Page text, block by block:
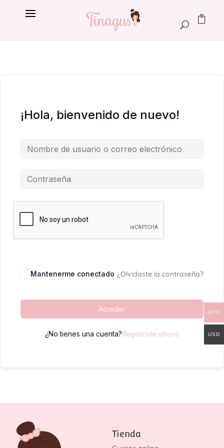
¡Hola, bienvenido de nuevo!
Mantenerme conectado ¿Olvidaste la contraseña?
Acceder
¿No tienes una cuenta?Regístrate ahora
Tienda
UYU
USD